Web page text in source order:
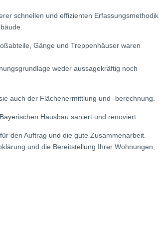
schnellen und effizienten Erfassungsmethodik
Gänge und Treppenhäuser waren
weder aussagekräftig noch
auch der Flächenermittlung und -berechnung.
Hausbau saniert und renoviert.
den Auftrag und die gute Zusammenarbeit.
und die Bereitstellung Ihrer Wohnungen,